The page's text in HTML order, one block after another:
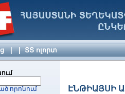
||ՏՏ ոլորտ
որոնում ԷՆԹԻԱՅՍԻ